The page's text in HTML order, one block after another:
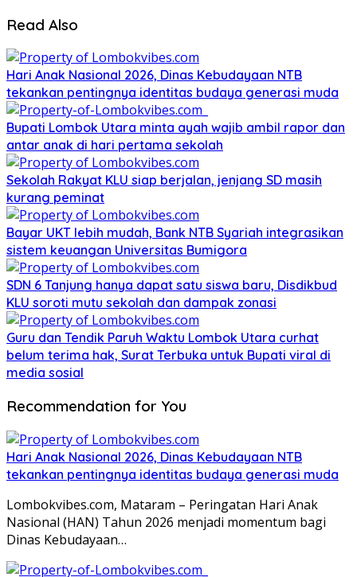
Read Also
Hari Anak Nasional 2026, Dinas Kebudayaan NTB
tekankan pentingnya identitas budaya generasi muda
Bupati Lombok Utara minta ayah wajib ambil rapor dan
antar anak di hari pertama sekolah
Sekolah Rakyat KLU siap berjalan, jenjang SD masih
kurang peminat
Bayar UKT lebih mudah, Bank NTB Syariah integrasikan
sistem keuangan Universitas Bumigora
SDN 6 Tanjung hanya dapat satu siswa baru, Disdikbud
KLU soroti mutu sekolah dan dampak zonasi
Guru dan Tendik Paruh Waktu Lombok Utara curhat
belum terima hak, Surat Terbuka untuk Bupati viral di
media sosial
Recommendation for You
Hari Anak Nasional 2026, Dinas Kebudayaan NTB
tekankan pentingnya identitas budaya generasi muda
Lombokvibes.com, Mataram – Peringatan Hari Anak
Nasional (HAN) Tahun 2026 menjadi momentum bagi
Dinas Kebudayaan…